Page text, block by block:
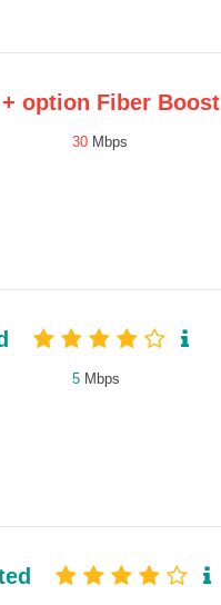
option Fiber Boost
30 Mbps
5 Mbps